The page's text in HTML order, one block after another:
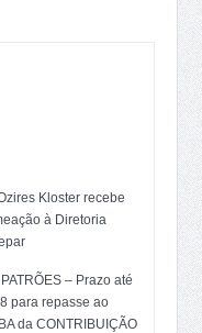
Kloster recebe
à Diretoria
– Prazo até
para repasse ao
da CONTRIBUIÇÃO